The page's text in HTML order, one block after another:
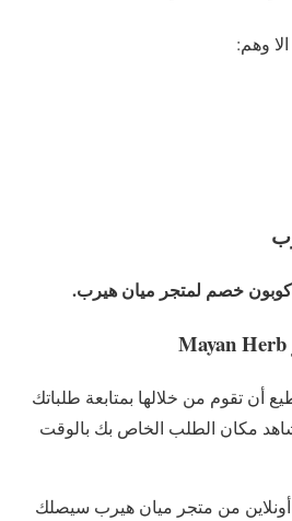
وهم:
كوبون خصم لمتجر ميان هيرب.
أن تقوم من خلالها بمتابعة طلباتك
مكان الطلب الخاص بك بالوقت
من متجر ميان هيرب سيصلك